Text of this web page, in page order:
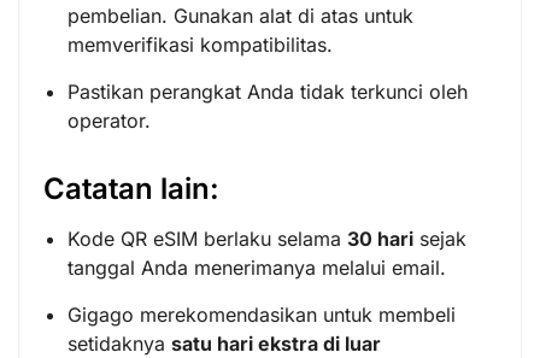
pembelian. Gunakan alat di atas untuk
memverifikasi kompatibilitas.
Pastikan perangkat Anda tidak terkunci oleh
operator.
Catatan lain:
Kode QR eSIM berlaku selama 30 hari sejak
tanggal Anda menerimanya melalui email.
Gigago merekomendasikan untuk membeli
setidaknya satu hari ekstra di luar